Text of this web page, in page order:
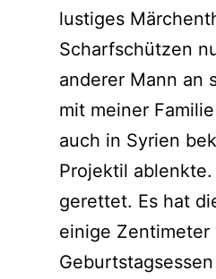
lustiges
Scharfschützen
anderer Mann an
mit meiner
auch in Syrien
Projektil
gerettet. Es hat
einige Zentimeter